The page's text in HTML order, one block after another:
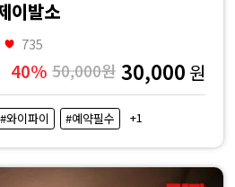
이발소
735
40% 50,000원 30,000 원
#와이파이 #예약필수 +1